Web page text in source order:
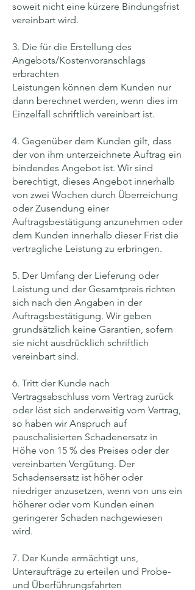
soweit nicht eine kürzere Bindungsfrist
vereinbart wird.
3. Die für die Erstellung des
Angebots/Kostenvoranschlags
erbrachten
Leistungen können dem Kunden nur
dann berechnet werden, wenn dies im
Einzelfall schriftlich vereinbart ist.
4. Gegenüber dem Kunden gilt, dass
der von ihm unterzeichnete Auftrag ein
bindendes Angebot ist. Wir sind
berechtigt, dieses Angebot innerhalb
von zwei Wochen durch Überreichung
oder Zusendung einer
Auftragsbestätigung anzunehmen oder
dem Kunden innerhalb dieser Frist die
vertragliche Leistung zu erbringen.
5. Der Umfang der Lieferung oder
Leistung und der Gesamtpreis richten
sich nach den Angaben in der
Auftragsbestätigung. Wir geben
grundsätzlich keine Garantien, sofern
sie nicht ausdrücklich schriftlich
vereinbart sind.
6. Tritt der Kunde nach
Vertragsabschluss vom Vertrag zurück
oder löst sich anderweitig vom Vertrag,
so haben wir Anspruch auf
pauschalisierten Schadenersatz in
Höhe von 15 % des Preises oder der
vereinbarten Vergütung. Der
Schadensersatz ist höher oder
niedriger anzusetzen, wenn von uns ein
höherer oder vom Kunden einen
geringerer Schaden nachgewiesen
wird.
7. Der Kunde ermächtigt uns,
Unteraufträge zu erteilen und Probe-
und Überführungsfahrten